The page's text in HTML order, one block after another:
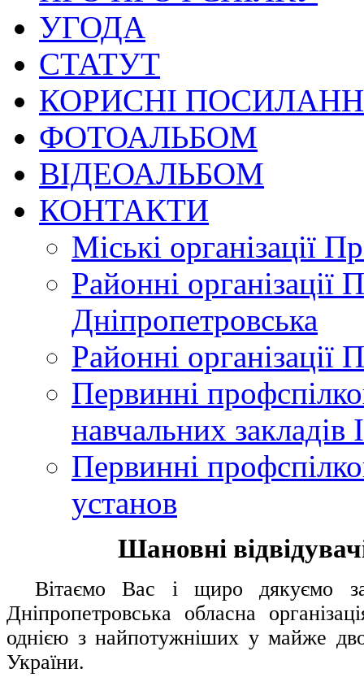
УГОДА
СТАТУТ
КОРИСНІ
ФОТОАЛЬБОМ
ВІДЕОАЛЬБОМ
КОНТАКТИ
Міські організації
Районні організації
Дніпропетровська
Районні організації
Первинні
навчальних закладів
Первинні
установ
Шановні
Вітаємо Вас і щиро дякуємо за
Дніпропетровська обласна
однією з найпотужніших у майже
України.